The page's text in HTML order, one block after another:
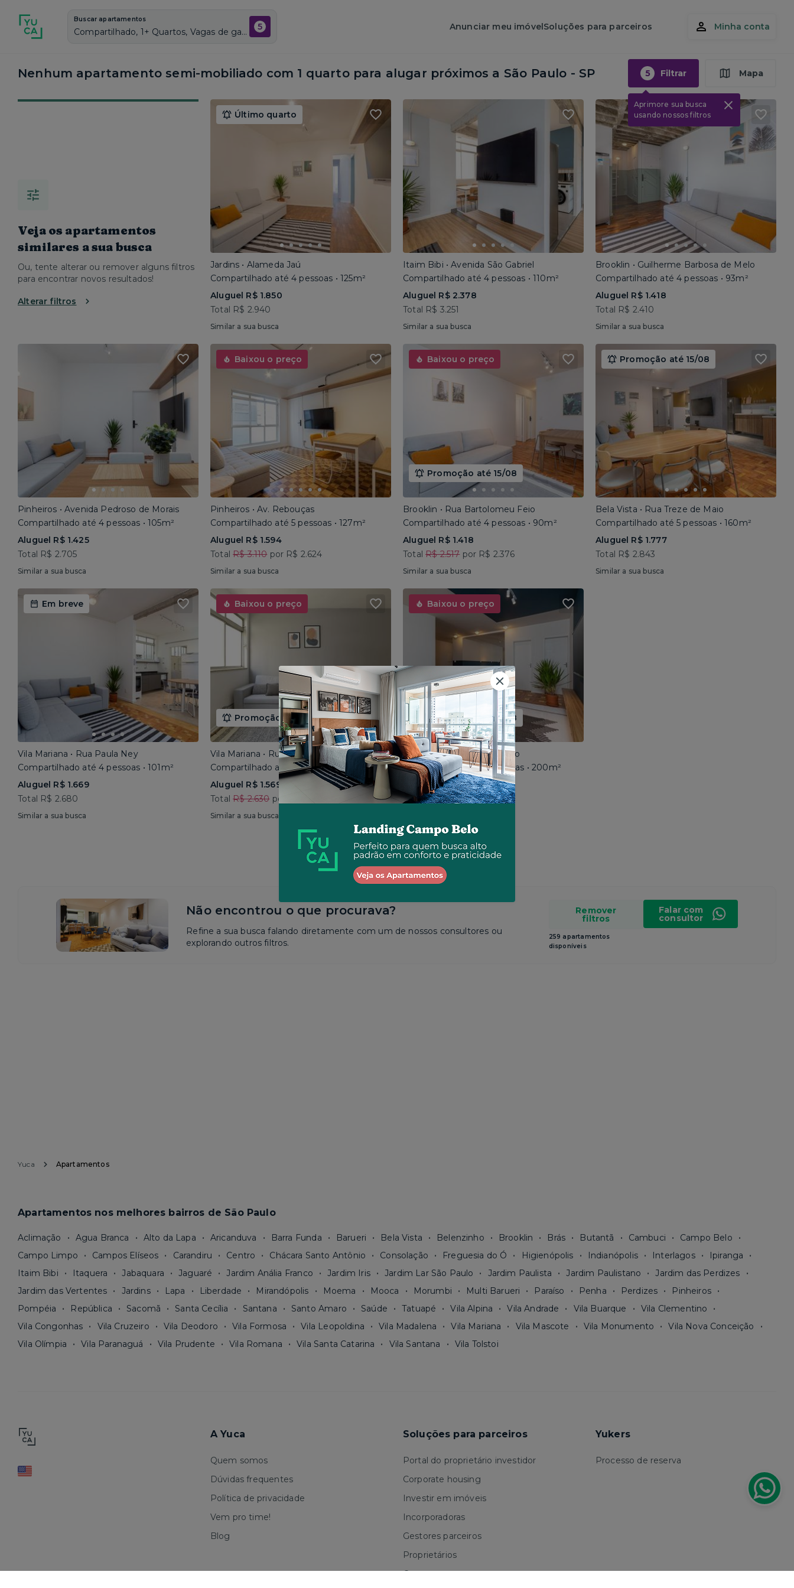
Buscar apartamentos
Compartilhado, 1+ Quartos, Vagas de garagem: Sim, Semi mobiliado, Piscina 5 Anunciar meu imóvelSoluções para parceiros Minha conta
Nenhum apartamento semi-mobiliado com 1 quarto para alugar próximos a São Paulo - SP 5 Filtrar
Aprimore sua busca
usando nossos filtros
Mapa
Veja os apartamentos
similares a sua busca
Ou, tente alterar ou remover alguns filtros
para encontrar novos resultados!
Alterar filtros
Último quarto
Jardins • Alameda Jaú
Compartilhado até 4 pessoas • 125m²
Aluguel R$ 1.850
Total R$ 2.940
Similar a sua busca
Itaim Bibi • Avenida São Gabriel
Compartilhado até 4 pessoas • 110m²
Aluguel R$ 2.378
Total R$ 3.251
Similar a sua busca
Brooklin • Guilherme Barbosa de Melo
Compartilhado até 4 pessoas • 93m²
Aluguel R$ 1.418
Total R$ 2.410
Similar a sua busca
Pinheiros • Avenida Pedroso de Morais
Compartilhado até 4 pessoas • 105m²
Aluguel R$ 1.425
Total R$ 2.705
Similar a sua busca
Baixou o preço
Pinheiros • Av. Rebouças
Compartilhado até 5 pessoas • 127m²
Aluguel R$ 1.594
TotalR$ 3.110por R$ 2.624
Similar a sua busca
Baixou o preço
Promoção até 15/08
Brooklin • Rua Bartolomeu Feio
Compartilhado até 4 pessoas • 90m²
Aluguel R$ 1.418
TotalR$ 2.517por R$ 2.376
Similar a sua busca
Promoção até 15/08
Bela Vista • Rua Treze de Maio
Compartilhado até 5 pessoas • 160m²
Aluguel R$ 1.777
Total R$ 2.843
Similar a sua busca
Em breve
Vila Mariana • Rua Paula Ney
Compartilhado até 4 pessoas • 101m²
Aluguel R$ 1.669
Total R$ 2.680
Similar a sua busca
Baixou o preço
Promoção até 15/08
Vila Mariana • Rua José do Patrocínio
Compartilhado até 4 pessoas • 110m²
Aluguel R$ 1.569
TotalR$ 2.630por R$ 2.625
Similar a sua busca
Baixou o preço
Promoção até 15/08
Consolação • Av Consolação
Compartilhado até 5 pessoas • 200m²
Aluguel R$ 1.562
TotalR$ 2.650por R$ 2.573
Não encontrou o que procurava?
Refine a sua busca falando diretamente com um de nossos consultores ou
explorando outros filtros.
Remover
filtros
259 apartamentos
disponíveis
Falar com
consultor
Yuca Apartamentos
Apartamentos nos melhores bairros de São Paulo
Aclimação Agua Branca Alto da Lapa Aricanduva Barra Funda Barueri Bela Vista Belenzinho Brooklin Brás Butantã Cambuci
Campo Belo
Campo Limpo
Campos Elíseos Carandiru Centro Chácara Santo Antônio Consolação Freguesia do Ó Higienópolis Indianópolis Interlagos
Ipiranga
Itaim Bibi
Itaquera Jabaquara Jaguaré Jardim Anália Franco Jardim Iris Jardim Lar São Paulo Jardim Paulista Jardim Paulistano
Jardim das Perdizes
Jardim das Vertentes
Jardins Lapa Liberdade Mirandópolis Moema Mooca Morumbi Multi Barueri Paraíso Penha Perdizes
Pinheiros
Pompéia
República Sacomã Santa Cecília Santana Santo Amaro Saúde Tatuapé Vila Alpina Vila Andrade Vila Buarque
Vila Clementino
Vila Congonhas
Vila Cruzeiro Vila Deodoro Vila Formosa Vila Leopoldina Vila Madalena Vila Mariana Vila Mascote Vila Monumento
Vila Nova Conceição
Vila Olímpia
Vila Paranaguá Vila Prudente Vila Romana Vila Santa Catarina Vila Santana Vila Tolstoi
A Yuca
Quem somos
Dúvidas frequentes
Política de privacidade
Vem pro time!
Blog
Soluções para parceiros
Portal do proprietário investidor
Corporate housing
Investir em imóveis
Incorporadoras
Gestores parceiros
Proprietários
Corretores
Yukers
Processo de reserva